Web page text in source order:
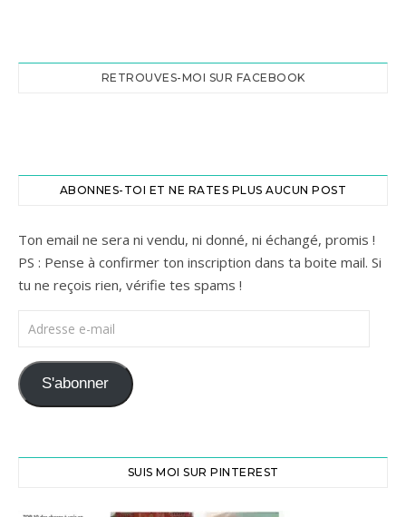
RETROUVES-MOI SUR FACEBOOK
ABONNES-TOI ET NE RATES PLUS AUCUN POST
Ton email ne sera ni vendu, ni donné, ni échangé, promis !
PS : Pense à confirmer ton inscription dans ta boite mail. Si
tu ne reçois rien, vérifie tes spams !
Adresse e-mail
S'abonner
SUIS MOI SUR PINTEREST